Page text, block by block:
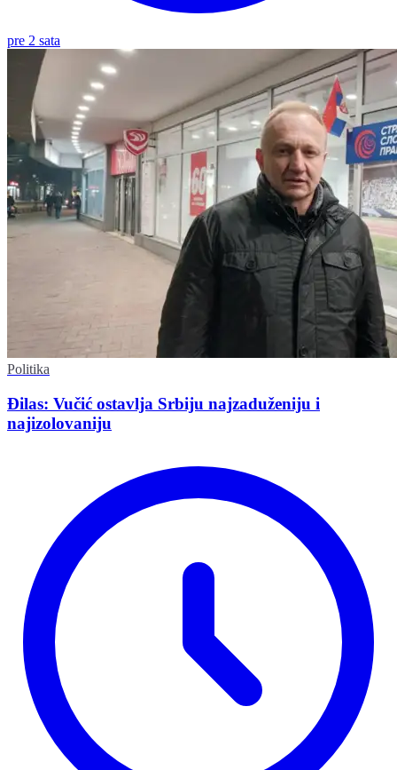
pre 2 sata
Politika
Đilas: Vučić ostavlja Srbiju najzaduženiju i
najizolovaniju